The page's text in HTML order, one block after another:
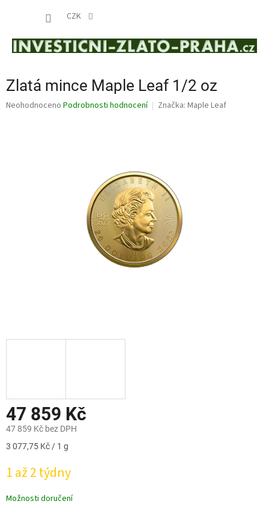
CZK
Zlatá mince Maple Leaf 1/2 oz
Průměrné
Neohodnoceno Podrobnosti hodnocení Značka: Maple Leaf
47 859 Kč
47 859 Kč bez DPH
Měrná
3 077,75 Kč / 1 g
1 až 2 týdny
Možnosti doručení